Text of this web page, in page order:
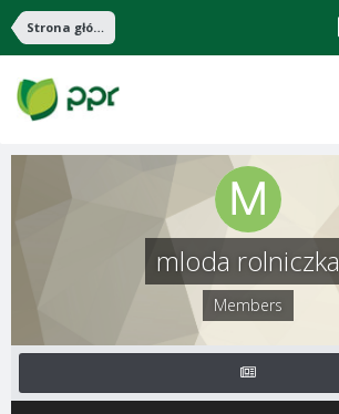
Strona główna
mloda rolniczka
Members